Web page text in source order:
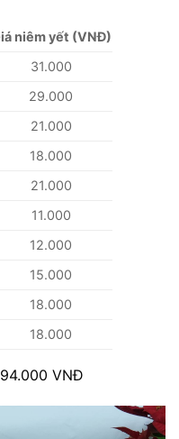
niêm yết (VNĐ)
31.000
29.000
21.000
18.000
21.000
11.000
12.000
15.000
18.000
18.000
VNĐ